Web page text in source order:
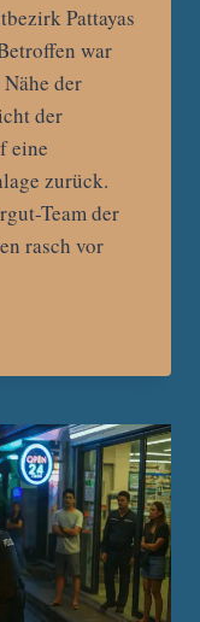
Pattayas
war
der
der
eine
zurück.
Team der
rasch vor